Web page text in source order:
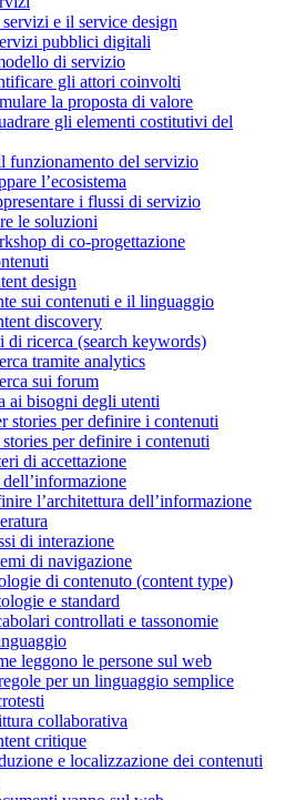
e il service design
pubblici digitali
di servizio
gli attori coinvolti
la proposta di valore
gli elementi costitutivi del
funzionamento del servizio
l’ecosistema
i flussi di servizio
le soluzioni
di co-progettazione
design
sui contenuti e il linguaggio
discovery
di ricerca (search keywords)
tramite analytics
sui forum
ai bisogni degli utenti
stories per definire i contenuti
per definire i contenuti
di accettazione
l’architettura dell’informazione
di interazione
di navigazione
di contenuto (content type)
e standard
controllati e tassonomie
leggono le persone sul web
per un linguaggio semplice
collaborativa
critique
e localizzazione dei contenuti